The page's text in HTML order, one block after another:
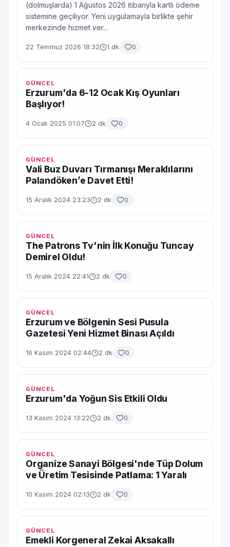
(dolmuşlarda) 1 Ağustos 2026 itibarıyla kartlı ödeme
sistemine geçiliyor. Yeni uygulamayla birlikte şehir
merkezinde hizmet ver...
22 Temmuz 2026 18:32 1 dk 0
GÜNCEL
Erzurum'da 6-12 Ocak Kış Oyunları
Başlıyor!
4 Ocak 2025 01:07 2 dk 0
GÜNCEL
Vali Buz Duvarı Tırmanışı Meraklılarını
Palandöken’e Davet Etti!
15 Aralık 2024 23:23 2 dk 0
GÜNCEL
The Patrons Tv'nin İlk Konuğu Tuncay
Demirel Oldu!
15 Aralık 2024 22:41 2 dk 0
GÜNCEL
Erzurum ve Bölgenin Sesi Pusula
Gazetesi Yeni Hizmet Binası Açıldı
16 Kasım 2024 02:44 2 dk 0
GÜNCEL
Erzurum'da Yoğun Sis Etkili Oldu
13 Kasım 2024 13:22 2 dk 0
GÜNCEL
Organize Sanayi Bölgesi'nde Tüp Dolum
ve Üretim Tesisinde Patlama: 1 Yaralı
10 Kasım 2024 02:13 2 dk 0
GÜNCEL
Emekli Korgeneral Zekai Aksakallı